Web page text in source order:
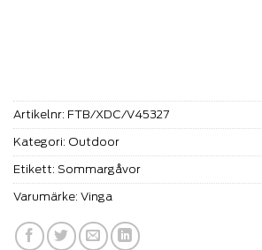
Artikelnr: FTB/XDC/V45327
Kategori: Outdoor
Etikett: Sommargåvor
Varumärke: Vinga